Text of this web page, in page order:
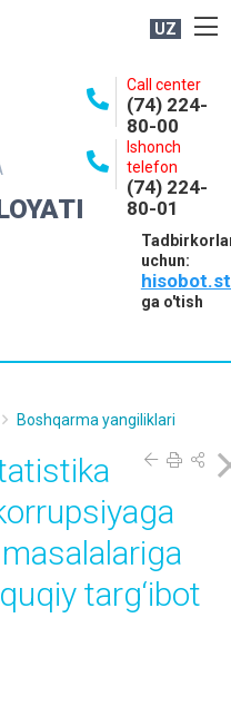
UZ
Call center
(74) 224-
80-00
Ishonch
telefon
(74) 224-
80-01
uchun:
ga o'tish
Boshqarma yangiliklari
targ‘ibot